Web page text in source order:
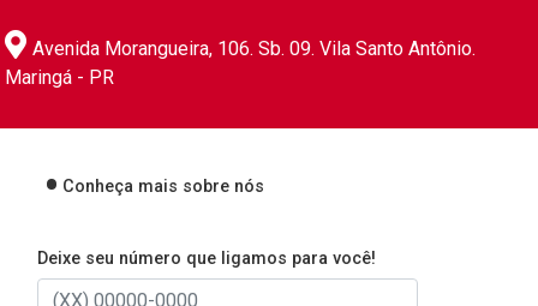
Avenida Morangueira, 106. Sb. 09. Vila Santo Antônio.
Maringá - PR
Conheça mais sobre nós
Deixe seu número que ligamos para você!